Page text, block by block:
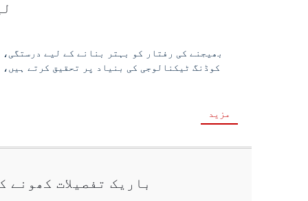
بھیجنے کی رفتار کو بہتر بنانے کے لیے
مزید
باریک تفصیلات کھونے